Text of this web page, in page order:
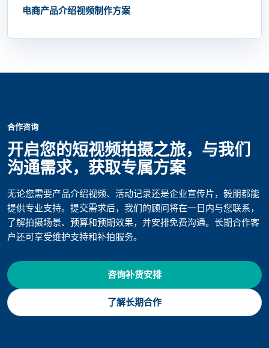
电商产品介绍视频制作方案
合作咨询
开启您的短视频拍摄之旅，与我们
沟通需求，获取专属方案
无论您需要产品介绍视频、活动记录还是企业宣传片，毅朋都能
提供专业支持。提交需求后，我们的顾问将在一日内与您联系，
了解拍摄场景、预算和预期效果，并安排免费沟通。长期合作客
户还可享受维护支持和补拍服务。
咨询补货安排
了解长期合作